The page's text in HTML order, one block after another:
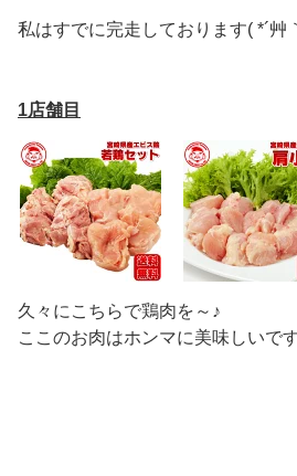
私はすでに完走しております( *´艸
1店舗目
久々にこちらで鶏肉を～♪
ここのお肉はホンマに美味しいで